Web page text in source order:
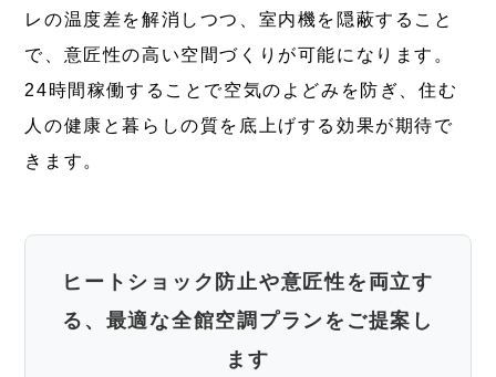
レの温度差を解消しつつ、室内機を隠蔽すること
で、意匠性の高い空間づくりが可能になります。
24時間稼働することで空気のよどみを防ぎ、住む
人の健康と暮らしの質を底上げする効果が期待で
きます。
ヒートショック防止や意匠性を両立す
る、最適な全館空調プランをご提案し
ます